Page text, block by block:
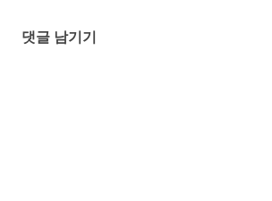
댓글 남기기